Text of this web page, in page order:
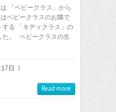
「ベビークラス」から
ベビークラスのお隣で
する 「キディクラス」の
た。 ベビークラスの生
日
|
Read more